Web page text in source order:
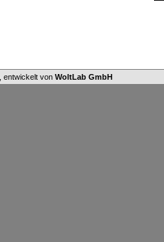
, entwickelt von WoltLab GmbH